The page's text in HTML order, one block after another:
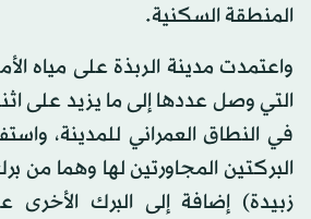
المنطقة السكنية.
واعتمدت مدينة الربذة على مياه
التي وصل عددها إلى ما يزيد على
في النطاق العمراني للمدينة،
البركتين المجاورتين لها وهما
زبيدة) إضافة إلى البرك الأخرى